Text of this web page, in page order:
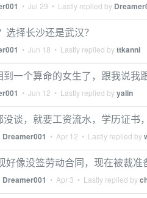
• Jul 29 • Lastly replied by
选择长沙还是武汉？
• Jun 18 • Lastly replied byttkanni
一个算命的女生了，跟我说我
• Jun 12 • Lastly replied byyalin
谈，就要工资流水，学历证书
Dreamer001 • Apr 12 • Lastly replied by
好像没签劳动合同，现在被裁准
Dreamer001 • Apr 3 • Lastly replied by